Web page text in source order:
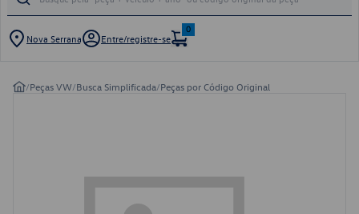
Nova Serrana Entre/registre-se
0
/Peças VW/Busca Simplificada/Peças por Código Original